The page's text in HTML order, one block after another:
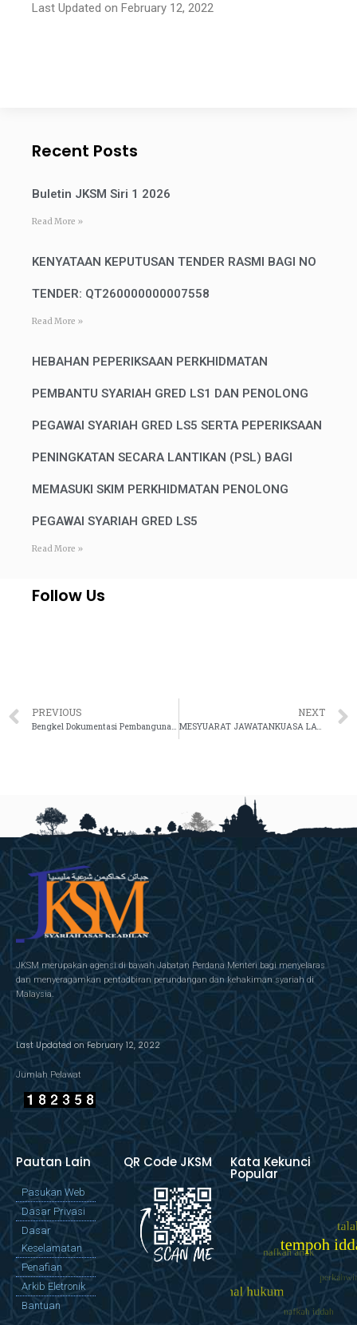
Last Updated on February 12, 2022
Recent Posts
Buletin JKSM Siri 1 2026
Read More »
KENYATAAN KEPUTUSAN TENDER RASMI BAGI NO
TENDER: QT260000000007558
Read More »
HEBAHAN PEPERIKSAAN PERKHIDMATAN
PEMBANTU SYARIAH GRED LS1 DAN PENOLONG
PEGAWAI SYARIAH GRED LS5 SERTA PEPERIKSAAN
PENINGKATAN SECARA LANTIKAN (PSL) BAGI
MEMASUKI SKIM PERKHIDMATAN PENOLONG
PEGAWAI SYARIAH GRED LS5
Read More »
Follow Us
PREVIOUS
Bengkel Dokumentasi Pembangunan Pelan Strategik Pendigitalan JKSM 2021-2025
NEXT
MESYUARAT JAWATANKUASA LATIHAN BIL. 1 TAHUN 2022
JKSM merupakan agensi di bawah Jabatan Perdana Menteri bagi menyelaras
dan menyeragamkan pentadbiran perundangan dan kehakiman syariah di
Malaysia.
Last Updated on February 12, 2022
Jumlah Pelawat
Pautan Lain
Pasukan Web
Dasar Privasi
Dasar
Keselamatan
Penafian
Arkib Eletronik
Bantuan
QR Code JKSM Kata Kekunci
Popular